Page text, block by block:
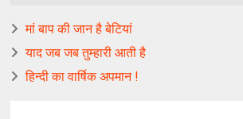
मां बाप की जान है बेटियां
याद जब जब तुम्हारी आती है
हिन्दी का वार्षिक अपमान !